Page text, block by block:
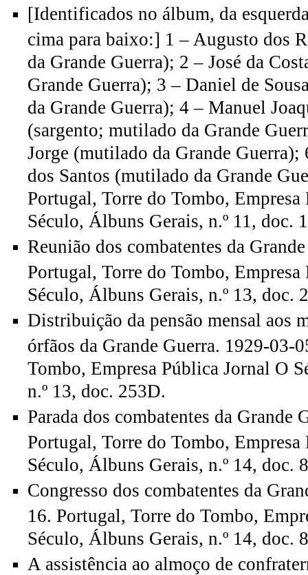
[Identificados no álbum, da
cima para baixo:] 1 – Augusto dos
da Grande Guerra); 2 – José da
Grande Guerra); 3 – Daniel de
da Grande Guerra); 4 – Manuel
(sargento; mutilado da Grande
Jorge (mutilado da Grande
dos Santos (mutilado da Grande
Portugal, Torre do Tombo,
Século, Álbuns Gerais, n.º 11, doc.
Reunião dos combatentes da
Portugal, Torre do Tombo,
Século, Álbuns Gerais, n.º 13, doc.
Distribuição da pensão mensal aos
órfãos da Grande Guerra. 1929-03-
Tombo, Empresa Pública Jornal O
n.º 13, doc. 253D.
Parada dos combatentes da Grande
Portugal, Torre do Tombo,
Século, Álbuns Gerais, n.º 14, doc.
Congresso dos combatentes da
16. Portugal, Torre do Tombo,
Século, Álbuns Gerais, n.º 14, doc.
A assistência ao almoço de